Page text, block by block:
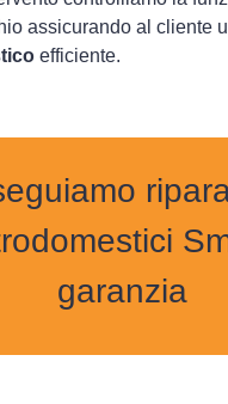
assicurando al cliente
efficiente.
garanzia